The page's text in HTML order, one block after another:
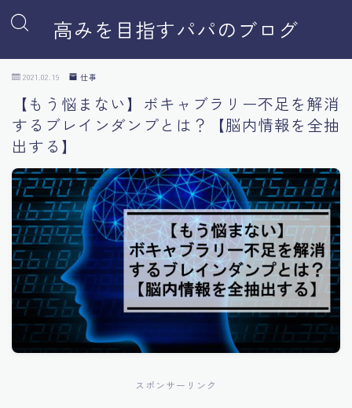
高みを目指すパパのブログ
2021.02.19 仕事
【もう悩まない】ボキャブラリー不足を解消
するブレインダンプとは？【脳内情報を全抽
出する】
スポンサーリンク